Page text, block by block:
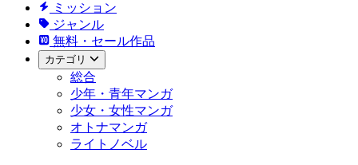
ミッション
ジャンル
無料・セール作品
カテゴリ
総合
少年・青年マンガ
少女・女性マンガ
オトナマンガ
ライトノベル